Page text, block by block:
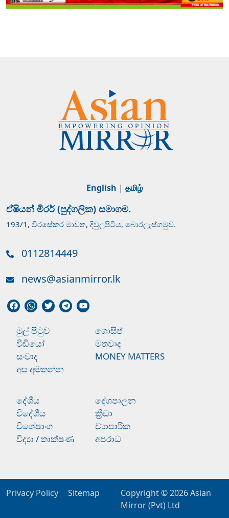
English | தமிழ்
ඒෂියන් මිරර් (පුද්ගලික) සමාගම.
193/1, වීරසේකර මාවත, දිවුලපිටිය, බොරලැස්ගමුව.
0112814449
news@asianmirror.lk
මුල් පිටුව
ගොසිප්
වීඩියෝ
මතවාද
සංවාද
MONEY MATTERS
අප අමතන්න
දේශීය
දේශපාලන
විදේශීය
ක්‍රීඩා
විශේෂාංග
ව්‍යාපාරික
විද්‍යා / තාක්ෂණ
අපරාධ
Privacy Policy Sitemap Copyright © 2026Asian
Mirror (Pvt) Ltd